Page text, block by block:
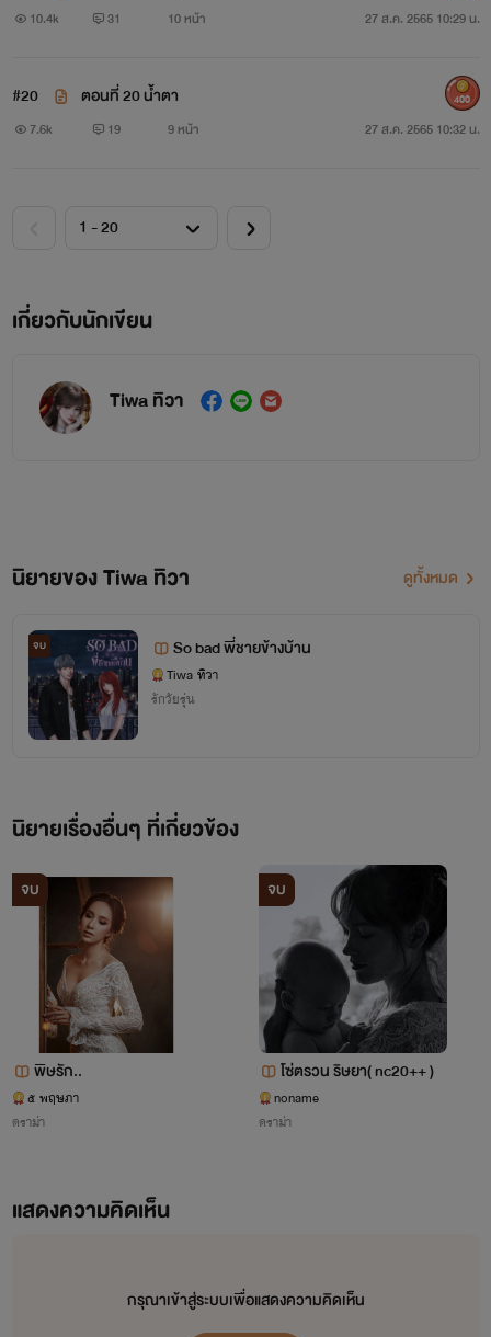
10.4k 31 10 หน้า 27 ส.ค. 2565 10:29 น.
#20 ตอนที่ 20 น้ำตา
7.6k 19 9 หน้า 27 ส.ค. 2565 10:32 น.
400
เกี่ยวกับนักเขียน
Tiwa ทิวา
นิยายของ Tiwa ทิวา ดูทั้งหมด
จบ So bad พี่ชายข้างบ้าน
Tiwa ทิวา
รักวัยรุ่น
นิยายเรื่องอื่นๆ ที่เกี่ยวข้อง
จบ
พิษรัก..
๕ พฤษภา
ดราม่า
จบ
โซ่ตรวน ริษยา( nc20++ )
noname
ดราม่า
แสดงความคิดเห็น
กรุณาเข้าสู่ระบบเพื่อแสดงความคิดเห็น